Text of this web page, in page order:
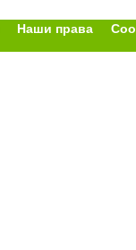
Наши права